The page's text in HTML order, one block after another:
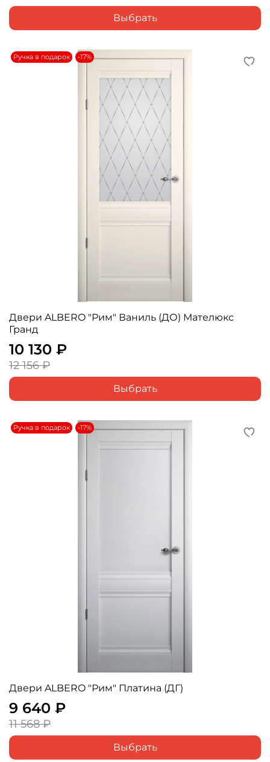
Выбрать
Ручка в подарок -17%
Двери ALBERO "Рим" Ваниль (ДО) Мателюкс
Гранд
10 130 ₽
12 156 ₽
Выбрать
Ручка в подарок -17%
Двери ALBERO "Рим" Платина (ДГ)
9 640 ₽
11 568 ₽
Выбрать